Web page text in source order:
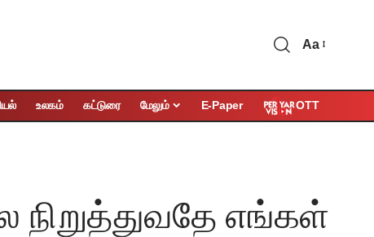
Aa
உலகம் கட்டுரை மேலும் E-Paper OTT
நிறுத்துவதே எங்கள்